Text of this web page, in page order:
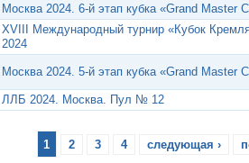
Москва 2024. 6-й этап кубка «Grand Master
XVIII Международный турнир «Кубок
2024
Москва 2024. 5-й этап кубка «Grand Master
ЛЛБ 2024. Москва. Пул № 12
1 2 3 4 следующая ›